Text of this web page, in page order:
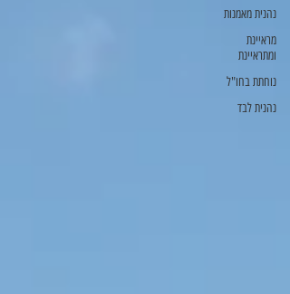
נהנית מאמנות
מראיינת
ומתראיינת
נוחתת בחו"ל
נהנית לבד